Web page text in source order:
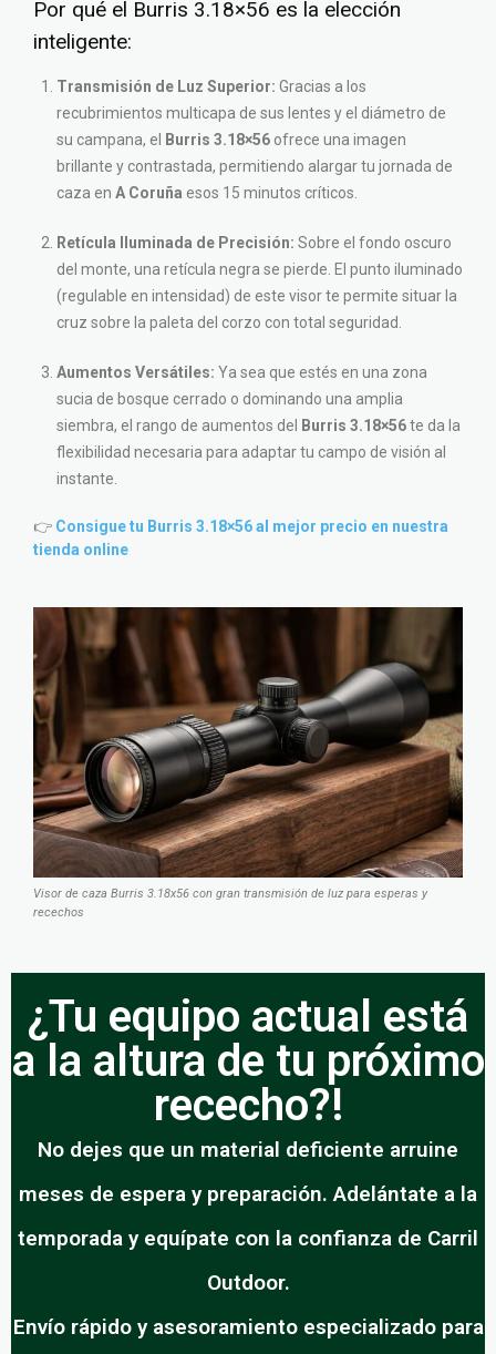
Por qué el Burris 3.18×56 es la elección
inteligente:
Transmisión de Luz Superior: Gracias a los
recubrimientos multicapa de sus lentes y el diámetro de
su campana, el
Burris 3.18×56 ofrece una imagen
brillante y contrastada, permitiendo alargar tu jornada de
caza en A Coruña esos 15 minutos críticos.
Retícula Iluminada de Precisión: Sobre el fondo oscuro
del monte, una retícula negra se pierde. El punto iluminado
(regulable en intensidad) de este visor te permite situar la
cruz sobre la paleta del corzo con total seguridad.
Aumentos Versátiles: Ya sea que estés en una zona
sucia de bosque cerrado o dominando una amplia
siembra, el rango de aumentos del
Burris 3.18×56te da la
flexibilidad necesaria para adaptar tu campo de visión al
instante.
👉 Consigue tu Burris 3.18×56 al mejor precio en nuestra
tienda online
Visor de caza Burris 3.18x56 con gran transmisión de luz para esperas y
recechos
¿Tu equipo actual está
a la altura de tu próximo
rececho?!
No dejes que un material deficiente arruine
meses de espera y preparación. Adelántate a la
temporada y equípate con la confianza de Carril
Outdoor.
Envío rápido y asesoramiento especializado para